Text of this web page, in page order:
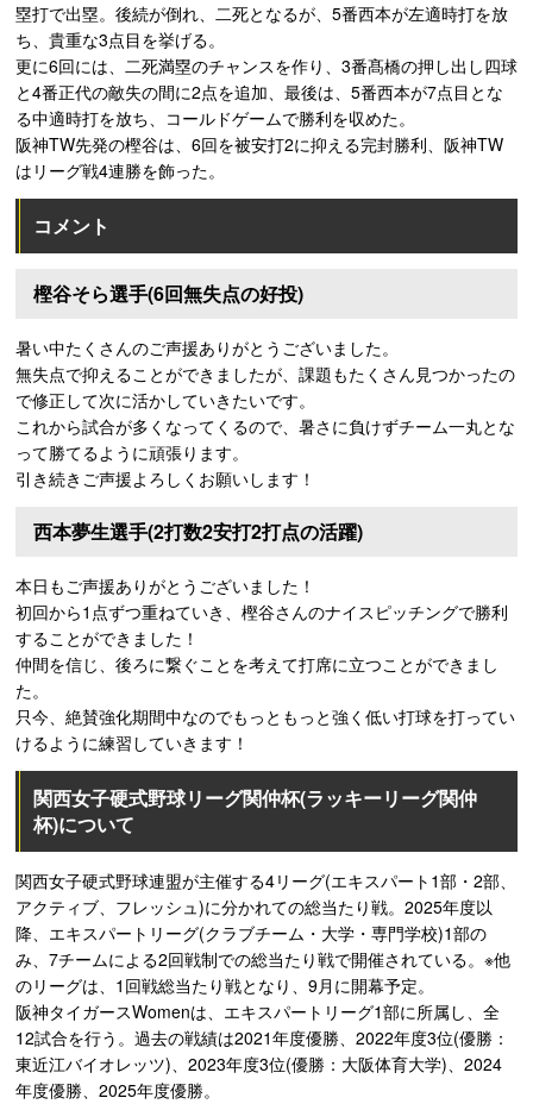
塁打で出塁。後続が倒れ、二死となるが、5番西本が左適時打を放
ち、貴重な3点目を挙げる。
更に6回には、二死満塁のチャンスを作り、3番髙橋の押し出し四球
と4番正代の敵失の間に2点を追加、最後は、5番西本が7点目とな
る中適時打を放ち、コールドゲームで勝利を収めた。
阪神TW先発の樫谷は、6回を被安打2に抑える完封勝利、阪神TW
はリーグ戦4連勝を飾った。
コメント
樫谷そら選手(6回無失点の好投)
暑い中たくさんのご声援ありがとうございました。
無失点で抑えることができましたが、課題もたくさん見つかったの
で修正して次に活かしていきたいです。
これから試合が多くなってくるので、暑さに負けずチーム一丸とな
って勝てるように頑張ります。
引き続きご声援よろしくお願いします！
西本夢生選手(2打数2安打2打点の活躍)
本日もご声援ありがとうございました！
初回から1点ずつ重ねていき、樫谷さんのナイスピッチングで勝利
することができました！
仲間を信じ、後ろに繋ぐことを考えて打席に立つことができまし
た。
只今、絶賛強化期間中なのでもっともっと強く低い打球を打ってい
けるように練習していきます！
関西女子硬式野球リーグ関仲杯(ラッキーリーグ関仲
杯)について
関西女子硬式野球連盟が主催する4リーグ(エキスパート1部・2部、
アクティブ、フレッシュ)に分かれての総当たり戦。2025年度以
降、エキスパートリーグ(クラブチーム・大学・専門学校)1部の
み、7チームによる2回戦制での総当たり戦で開催されている。※他
のリーグは、1回戦総当たり戦となり、9月に開幕予定。
阪神タイガースWomenは、エキスパートリーグ1部に所属し、全
12試合を行う。過去の戦績は2021年度優勝、2022年度3位(優勝：
東近江バイオレッツ)、2023年度3位(優勝：大阪体育大学)、2024
年度優勝、2025年度優勝。